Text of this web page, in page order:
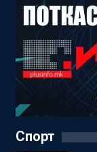
Спорт